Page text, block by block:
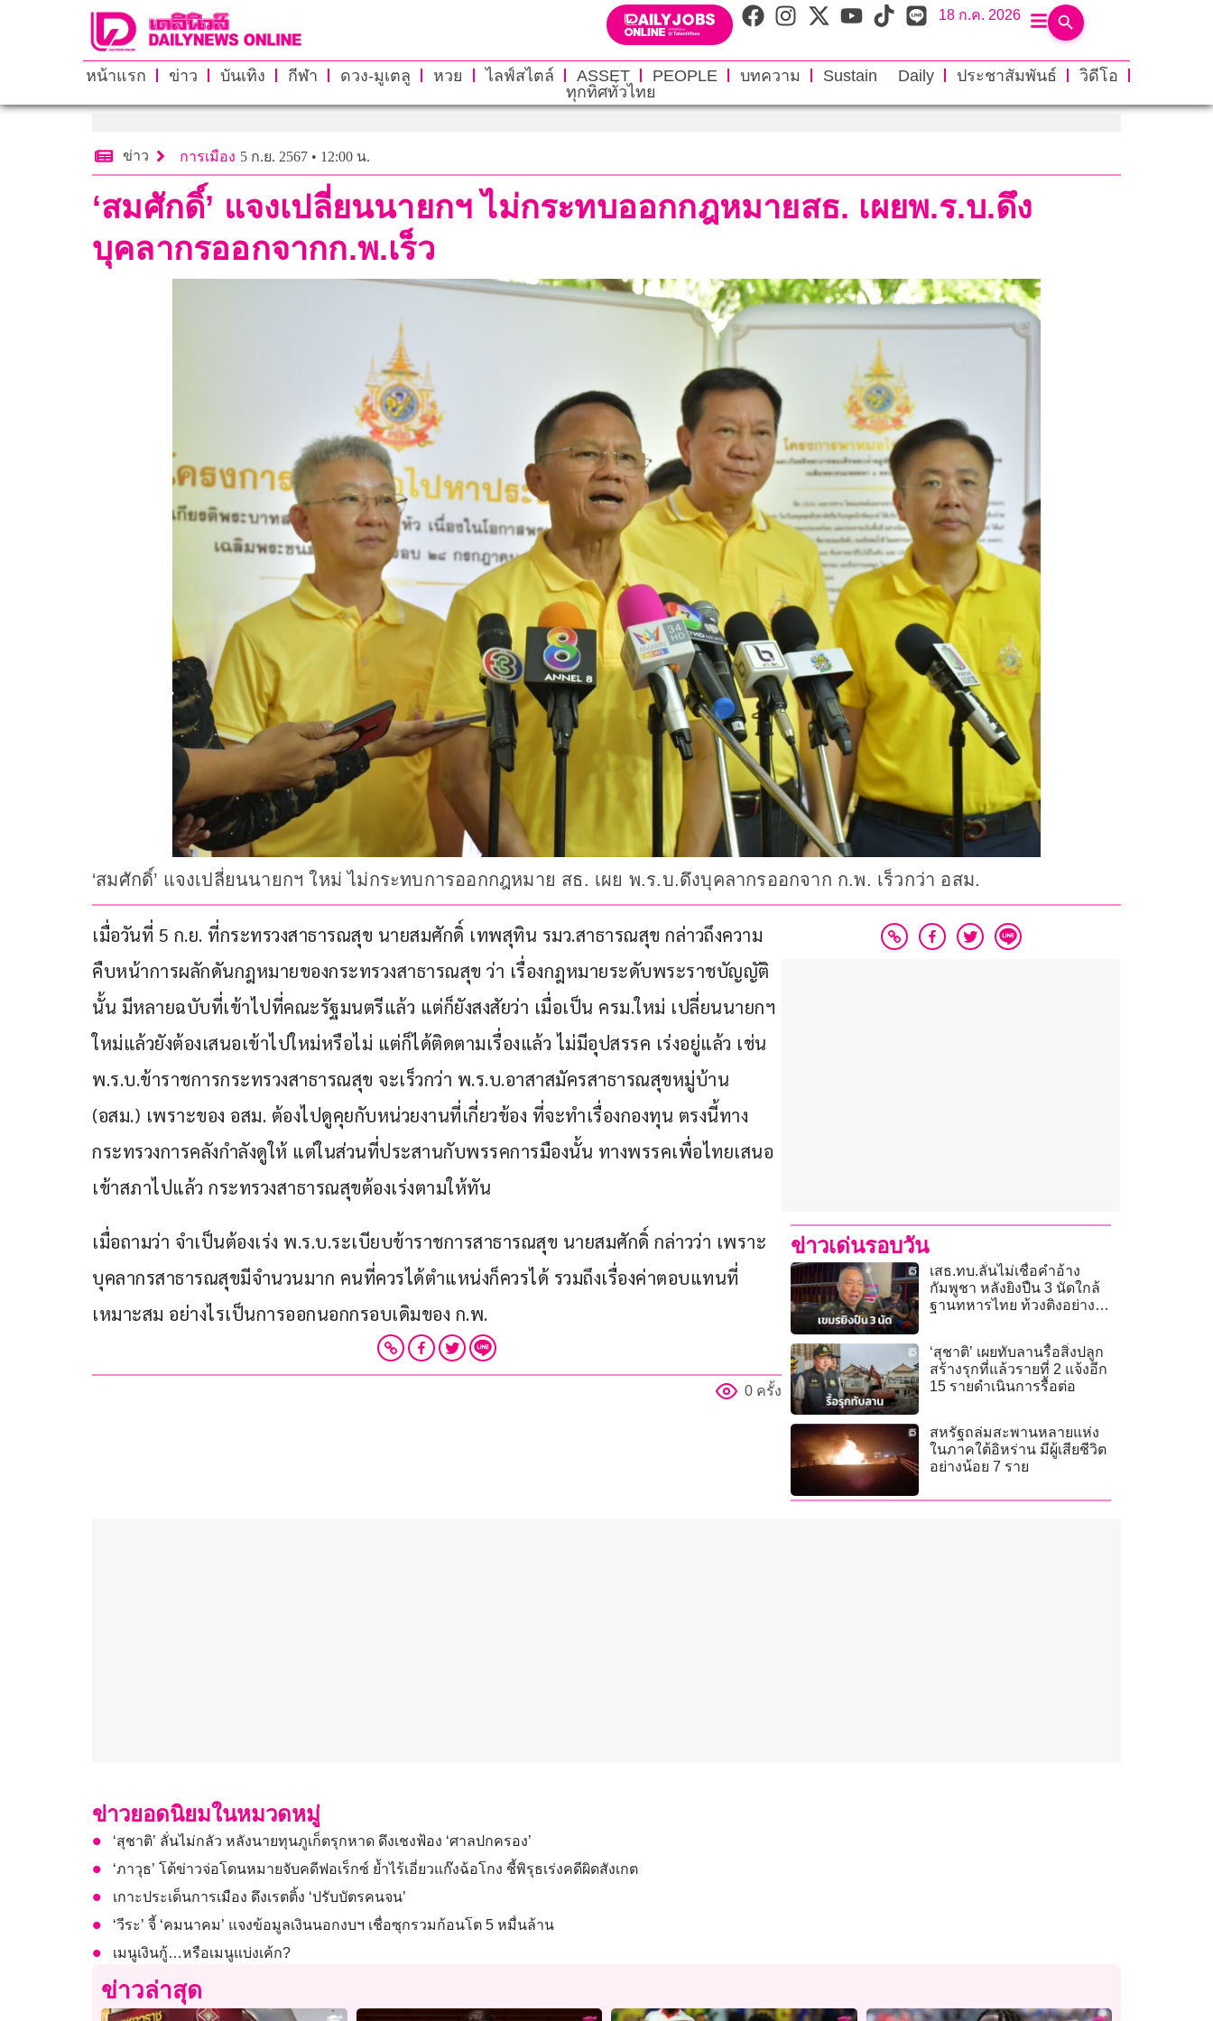
18 ก.ค. 2026
หน้าแรก ข่าว บันเทิง กีฬา ดวง-มูเตลู หวย ไลฟ์สไตล์ ASSET PEOPLE บทความ Sustain Daily ประชาสัมพันธ์
วิดีโอ
ทุกทิศทั่วไทย
ข่าว การเมือง 5 ก.ย. 2567 • 12:00 น.
‘สมศักดิ์’ แจงเปลี่ยนนายกฯ ไม่กระทบออกกฎหมายสธ. เผยพ.ร.บ.ดึง
บุคลากรออกจากก.พ.เร็ว
‘สมศักดิ์’ แจงเปลี่ยนนายกฯ ใหม่ ไม่กระทบการออกกฎหมาย สธ. เผย พ.ร.บ.ดึงบุคลากรออกจาก ก.พ. เร็วกว่า อสม.
เมื่อวันที่ 5 ก.ย. ที่กระทรวงสาธารณสุข นายสมศักดิ์ เทพสุทิน รมว.สาธารณสุข กล่าวถึงความ
คืบหน้าการผลักดันกฎหมายของกระทรวงสาธารณสุข ว่า เรื่องกฎหมายระดับพระราชบัญญัติ
นั้น มีหลายฉบับที่เข้าไปที่คณะรัฐมนตรีแล้ว แต่ก็ยังสงสัยว่า เมื่อเป็น ครม.ใหม่ เปลี่ยนนายกฯ
ใหม่แล้วยังต้องเสนอเข้าไปใหม่หรือไม่ แต่ก็ได้ติดตามเรื่องแล้ว ไม่มีอุปสรรค เร่งอยู่แล้ว เช่น
พ.ร.บ.ข้าราชการกระทรวงสาธารณสุข จะเร็วกว่า พ.ร.บ.อาสาสมัครสาธารณสุขหมู่บ้าน
(อสม.) เพราะของ อสม. ต้องไปดูคุยกับหน่วยงานที่เกี่ยวข้อง ที่จะทำเรื่องกองทุน ตรงนี้ทาง
กระทรวงการคลังกำลังดูให้ แต่ในส่วนที่ประสานกับพรรคการมืองนั้น ทางพรรคเพื่อไทยเสนอ
เข้าสภาไปแล้ว กระทรวงสาธารณสุขต้องเร่งตามให้ทัน
เมื่อถามว่า จำเป็นต้องเร่ง พ.ร.บ.ระเบียบข้าราชการสาธารณสุข นายสมศักดิ์ กล่าวว่า เพราะ
บุคลากรสาธารณสุขมีจำนวนมาก คนที่ควรได้ตำแหน่งก็ควรได้ รวมถึงเรื่องค่าตอบแทนที่
เหมาะสม อย่างไรเป็นการออกนอกกรอบเดิมของ ก.พ.
0 ครั้ง
ข่าวเด่นรอบวัน
เสธ.ทบ.ลั่นไม่เชื่อคำอ้าง
กัมพูชา หลังยิงปืน 3 นัดใกล้
ฐานทหารไทย ท้วงติงอย่าง
‘สุชาติ’ เผยทับลานรื้อสิ่งปลูก
สร้างรุกที่แล้วรายที่ 2 แจ้งอีก
15 รายดำเนินการรื้อต่อ
สหรัฐถล่มสะพานหลายแห่ง
ในภาคใต้อิหร่าน มีผู้เสียชีวิต
อย่างน้อย 7 ราย
ข่าวยอดนิยมในหมวดหมู่
‘สุชาติ’ ลั่นไม่กลัว หลังนายทุนภูเก็ตรุกหาด ดึงเชงฟ้อง ‘ศาลปกครอง’
‘ภาวุธ’ โต้ข่าวจ่อโดนหมายจับคดีฟอเร็กซ์ ย้ำไร้เอี่ยวแก๊งฉ้อโกง ชี้พิรุธเร่งคดีผิดสังเกต
เกาะประเด็นการเมือง ดึงเรตติ้ง ‘ปรับบัตรคนจน’
‘วีระ’ จี้ ‘คมนาคม’ แจงข้อมูลเงินนอกงบฯ เชื่อซุกรวมก้อนโต 5 หมื่นล้าน
เมนูเงินกู้…หรือเมนูแบ่งเค้ก?
ข่าวล่าสุด